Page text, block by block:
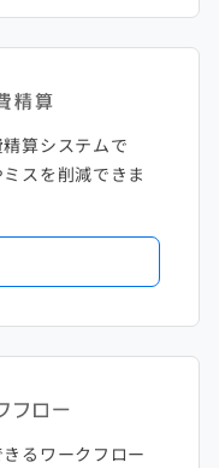
算システムで
スを削減できま
るワークフロー